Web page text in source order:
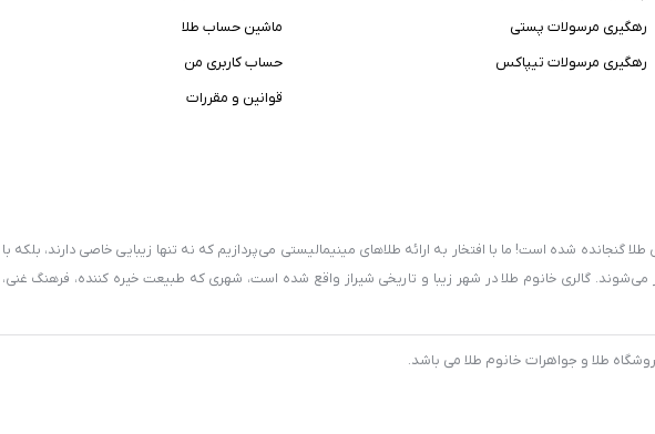
رهگیری مرسولات پستی
رهگیری مرسولات تیپاکس
ماشین حساب طلا
حساب کاربری من
قوانین و مقررات
گنجانده شده است! ما با افتخار به ارائه طلاهای مینیمالیستی می‌پردازیم که نه تنها زیبایی خاصی دارند، بلکه با
گالری خانوم طلا در شهر زیبا و تاریخی شیراز واقع شده است، شهری که طبیعت خیره کننده، فرهنگ غنی،
خوشی هم هست”، ما نیز با دل و روح خود در تلاشیم تا طلاهایی که شادی و زیبایی را به شما هدیه می دهند،
همواره در تلاش هستند تا بهترین خدمات را به مشتریان عزیز ارائه دهند. مشتری‌مداری و رضایت شما برای ما
رسیدگی می‌کنیم. با بازدید از گالری خانوم طلا، زیبایی طلاهای مینیمالیستی و ظرافت‌های زنانه را تجربه کنید
کرده‌اید. « خانوم طلا به زیبایی و ظرافت یک زن »
طلا و جواهرات خانوم طلا می باشد.